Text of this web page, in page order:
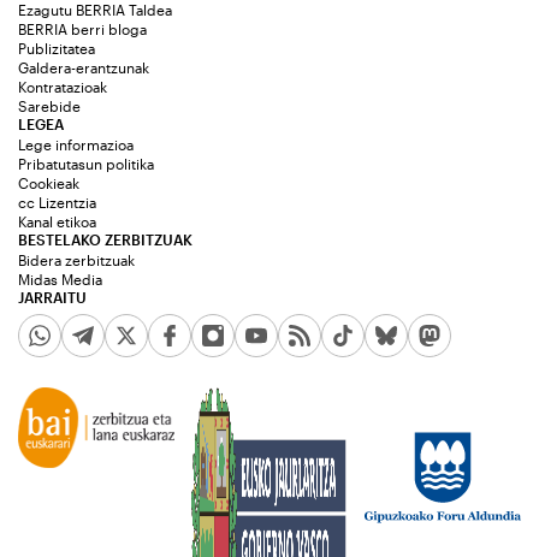
Ezagutu BERRIA Taldea
BERRIA berri bloga
Publizitatea
Galdera-erantzunak
Kontratazioak
Sarebide
JARRAITU
LEGEA
Lege informazioa
Pribatutasun politika
Cookieak
cc Lizentzia
Kanal etikoa
BESTELAKO ZERBITZUAK
Bidera zerbitzuak
Midas Media